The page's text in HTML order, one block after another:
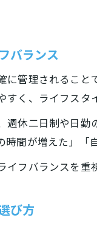
バランス
管理されること
く、ライフスタ
週休二日制や日
間が増えた」「
フバランスを重
び方